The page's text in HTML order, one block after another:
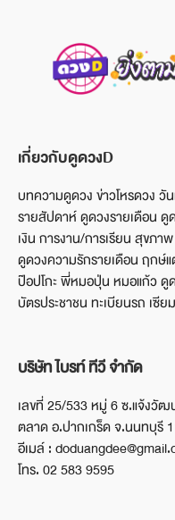
เกี่ยวกับดูดวงD
บทความดูดวง ข่าวโหรดวง
รายสัปดาห์ ดูดวงรายเดือน
เงิน การงาน/การเรียน สุขภ
ดูดวงความรักรายเดือน ฤกษ์
ป๊อปโกะ พี่หมอปุ่น หมอแก้ว ดู
บัตรประชาชน ทะเบียนรถ เซี
บริษัท ไบรท์ ทีวี จำกัด
เลขที่ 25/533 หมู่ 6 ซ.แจ้งวั
ตลาด อ.ปากเกร็ด จ.นนทบุรี
อีเมล์ :
โทร. 02 583 9595